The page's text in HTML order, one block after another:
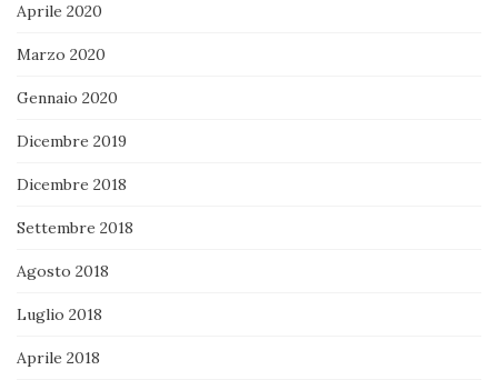
Aprile 2020
Marzo 2020
Gennaio 2020
Dicembre 2019
Dicembre 2018
Settembre 2018
Agosto 2018
Luglio 2018
Aprile 2018